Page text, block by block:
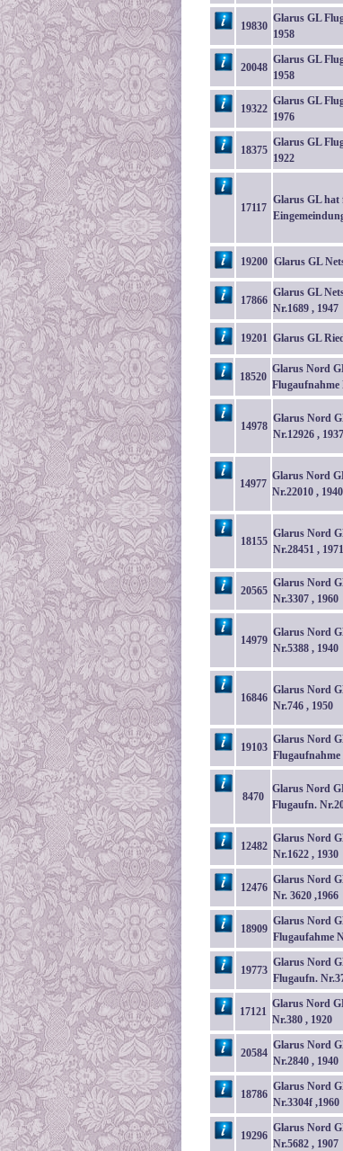
19830
Glarus GL
1958
20048
Glarus GL
1958
19322
Glarus GL
1976
18375
Glarus GL
1922
17117
Glarus GL hat
19200 Glarus GL
17866
Glarus GL
Nr.1689 , 1947
19201 Glarus GL
18520
Glarus Nord
Flugaufnahme
14978
Glarus Nord
Nr.12926 , 1937
14977
Glarus Nord
Nr.22010 , 1940
18155
Glarus Nord
Nr.28451 , 1971
20565
Glarus Nord
Nr.3307 , 1960
14979
Glarus Nord
Nr.5388 , 1940
16846
Glarus Nord
Nr.746 , 1950
19103
Glarus Nord
Flugaufnahme
8470
Glarus Nord
Flugaufn.
12482
Glarus Nord
Nr.1622 , 1930
12476
Glarus Nord
Nr. 3620 ,1966
18909
Glarus Nord
Flugaufahme
19773
Glarus Nord
Flugaufn.
17121
Glarus Nord
Nr.380 , 1920
20584
Glarus Nord
Nr.2840 , 1940
18786
Glarus Nord
Nr.3304f ,1960
19296
Glarus Nord
Nr.5682 , 1907